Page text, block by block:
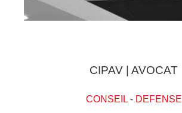
CIPAV | AVOCAT
CONSEIL- DEFENSE